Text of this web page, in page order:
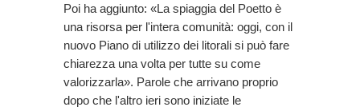
Poi ha aggiunto: «La spiaggia del Poetto è
una risorsa per l'intera comunità: oggi, con il
nuovo Piano di utilizzo dei litorali si può fare
chiarezza una volta per tutte su come
valorizzarla». Parole che arrivano proprio
dopo che l'altro ieri sono iniziate le